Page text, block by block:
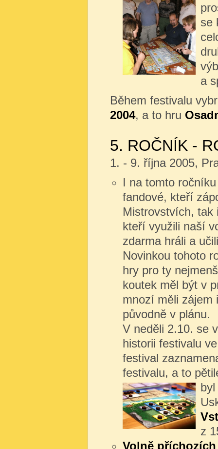
se
a
Během festivalu
2004, a to hru
5. ROČNÍK -
1. - 9. října 2005,
I na tomto
fandové, kteří
Mistrovstvích, tak
kteří využili naší
zdarma hráli a
Novinkou tohoto
hry pro ty
koutek měl být v
mnozí měli zájem
původně v plánu.
V neděli 2.10. se
historii festivalu
festival
festivalu, a to
z
Volně